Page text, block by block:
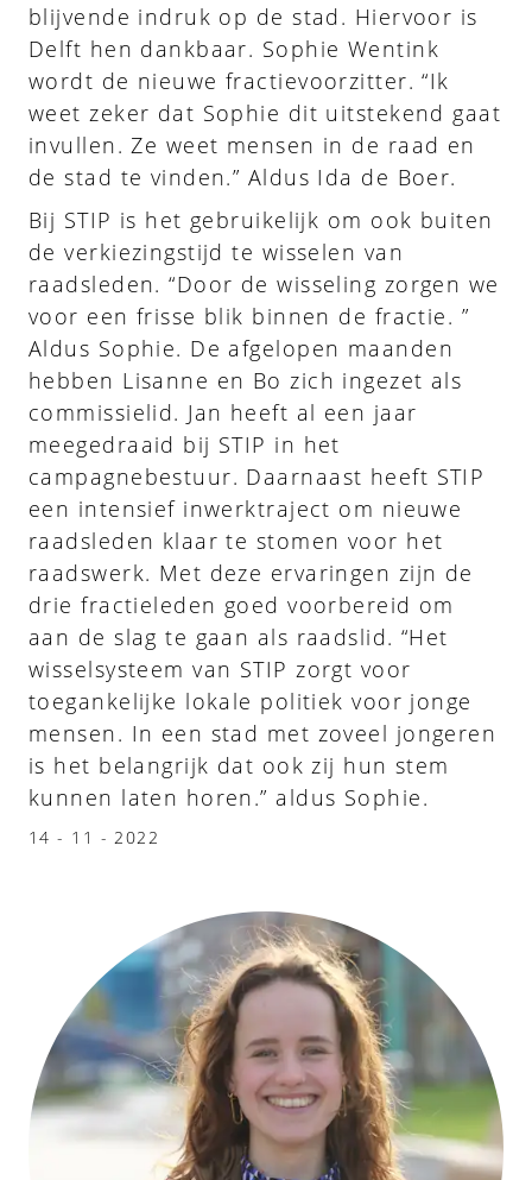
blijvende indruk op de stad. Hiervoor is
Delft hen dankbaar. Sophie Wentink
wordt de nieuwe fractievoorzitter. “Ik
weet zeker dat Sophie dit uitstekend gaat
invullen. Ze weet mensen in de raad en
de stad te vinden.” Aldus Ida de Boer.
Bij STIP is het gebruikelijk om ook buiten
de verkiezingstijd te wisselen van
raadsleden. “Door de wisseling zorgen we
voor een frisse blik binnen de fractie. ”
Aldus Sophie. De afgelopen maanden
hebben Lisanne en Bo zich ingezet als
commissielid. Jan heeft al een jaar
meegedraaid bij STIP in het
campagnebestuur. Daarnaast heeft STIP
een intensief inwerktraject om nieuwe
raadsleden klaar te stomen voor het
raadswerk. Met deze ervaringen zijn de
drie fractieleden goed voorbereid om
aan de slag te gaan als raadslid. “Het
wisselsysteem van STIP zorgt voor
toegankelijke lokale politiek voor jonge
mensen. In een stad met zoveel jongeren
is het belangrijk dat ook zij hun stem
kunnen laten horen.” aldus Sophie.
14 - 11 - 2022